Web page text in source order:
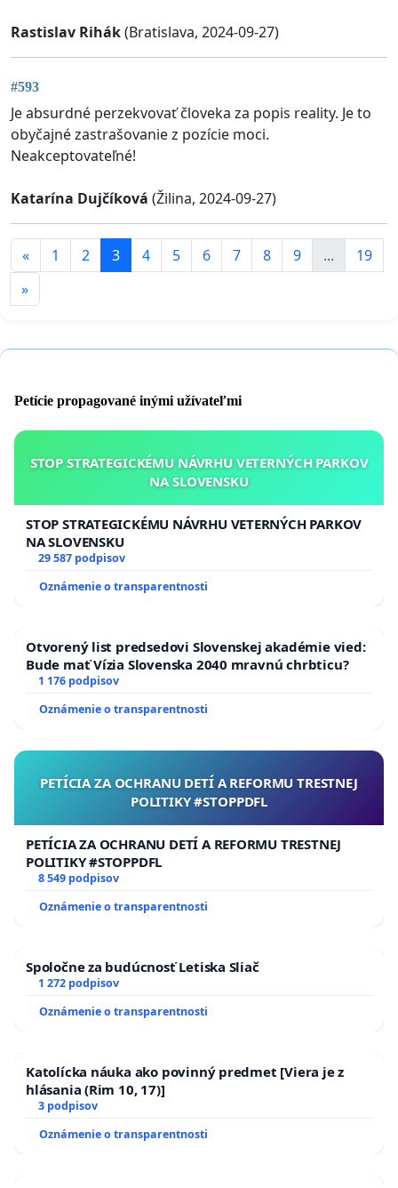
Rastislav Rihák(Bratislava, 2024-09-27)
#593
Je absurdné perzekvovať človeka za popis reality. Je to
obyčajné zastrašovanie z pozície moci.
Neakceptovateľné!
Katarína Dujčíková (Žilina, 2024-09-27)
« 1 2 3 4 5 6 7 8 9 ...
19
»
Petície propagované inými užívateľmi
STOP STRATEGICKÉMU NÁVRHU VETERNÝCH PARKOV
NA SLOVENSKU
STOP STRATEGICKÉMU NÁVRHU VETERNÝCH PARKOV
NA SLOVENSKU
29 587 podpisov
Oznámenie o transparentnosti
Otvorený list predsedovi Slovenskej akadémie vied:
Bude mať Vízia Slovenska 2040 mravnú chrbticu?
1 176 podpisov
Oznámenie o transparentnosti
PETÍCIA ZA OCHRANU DETÍ A REFORMU TRESTNEJ
POLITIKY #STOPPDFL
PETÍCIA ZA OCHRANU DETÍ A REFORMU TRESTNEJ
POLITIKY #STOPPDFL
8 549 podpisov
Oznámenie o transparentnosti
Spoločne za budúcnosť Letiska Sliač
1 272 podpisov
Oznámenie o transparentnosti
Katolícka náuka ako povinný predmet [Viera je z
hlásania (Rim 10, 17)]
3 podpisov
Oznámenie o transparentnosti